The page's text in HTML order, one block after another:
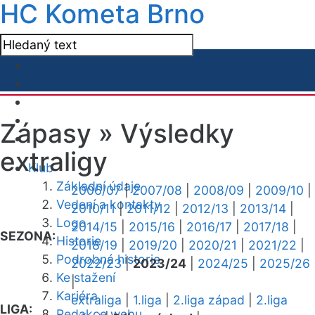
HC Kometa Brno
Klub
Základní údaje
Vedení a kontakty
Logo
Historie
Podrobná historie
Ke stažení
Kariéra
Zápasy » Výsledky
extraligy
SEZONA:
2006/07|2007/08 2008/09 2009/10
2010/11|2011/12 2012/13 2013/14
2014/15
2015/16 2016/17 2017/18
2018/19
2019/20 2020/21 2021/22
2022/23|2023/24 2024/25
2025/26
|
LIGA:
extraliga 1.liga 2.liga západ
2.liga